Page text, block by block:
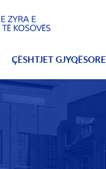
ÇËSHTJET GJYQËSORE